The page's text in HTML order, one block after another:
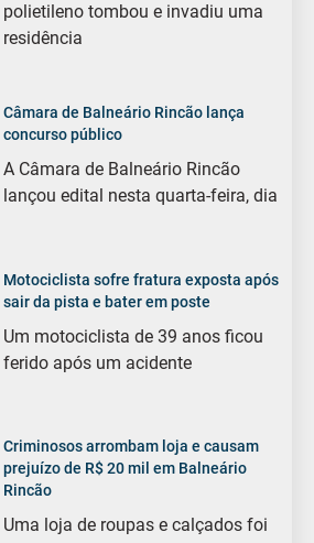
polietileno tombou e invadiu uma
residência
Câmara de Balneário Rincão lança
concurso público
A Câmara de Balneário Rincão
lançou edital nesta quarta-feira, dia
Motociclista sofre fratura exposta após
sair da pista e bater em poste
Um motociclista de 39 anos ficou
ferido após um acidente
Criminosos arrombam loja e causam
prejuízo de R$ 20 mil em Balneário
Rincão
Uma loja de roupas e calçados foi